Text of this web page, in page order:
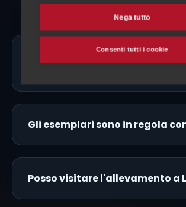
Ci sono allevatori di Lori Rosso
Gli esemplari sono in regola
Posso visitare l'allevamento a
Nega tutto
Consenti tutti i cookie